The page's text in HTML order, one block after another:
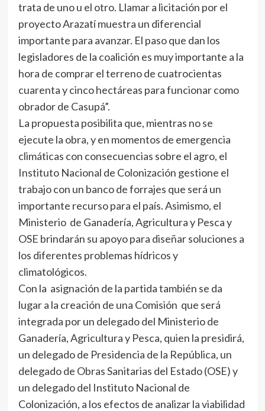
trata de uno u el otro. Llamar a licitación por el
proyecto Arazatí muestra un diferencial
importante para avanzar. El paso que dan los
legisladores de la coalición es muy importante a la
hora de comprar el terreno de cuatrocientas
cuarenta y cinco hectáreas para funcionar como
obrador de Casupá”.
La propuesta posibilita que, mientras no se
ejecute la obra, y en momentos de emergencia
climáticas con consecuencias sobre el agro, el
Instituto Nacional de Colonización gestione el
trabajo con un banco de forrajes que será un
importante recurso para el país. Asimismo, el
Ministerio de Ganadería, Agricultura y Pesca y
OSE brindarán su apoyo para diseñar soluciones a
los diferentes problemas hídricos y
climatológicos.
Con la asignación de la partida también se da
lugar a la creación de una Comisión que será
integrada por un delegado del Ministerio de
Ganadería, Agricultura y Pesca, quien la presidirá,
un delegado de Presidencia de la República, un
delegado de Obras Sanitarias del Estado (OSE) y
un delegado del Instituto Nacional de
Colonización, a los efectos de analizar la viabilidad